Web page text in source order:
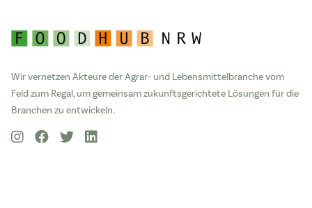
Wir vernetzen Akteure der Agrar- und Lebensmittelbranche vom
Feld zum Regal, um gemeinsam zukunftsgerichtete Lösungen für die
Branchen zu entwickeln.